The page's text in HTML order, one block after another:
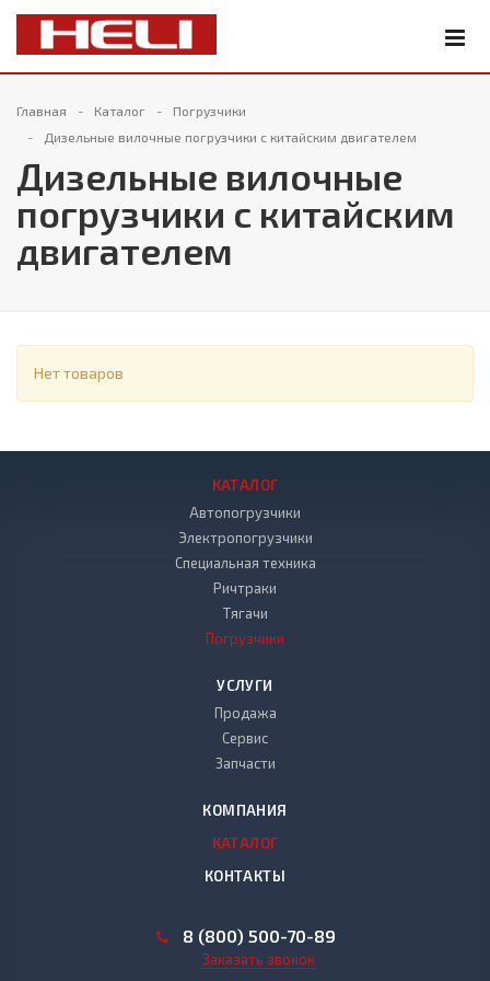
Главная Каталог
Погрузчики
Дизельные вилочные погрузчики с китайским двигателем
Дизельные вилочные
погрузчики с китайским
двигателем
Нет товаров
КАТАЛОГ
Автопогрузчики
Электропогрузчики
Специальная техника
Ричтраки
Тягачи
Погрузчики
УСЛУГИ
Продажа
Сервис
Запчасти
КОМПАНИЯ
КАТАЛОГ
КОНТАКТЫ
8 (800) 500-70-89
Заказать звонок